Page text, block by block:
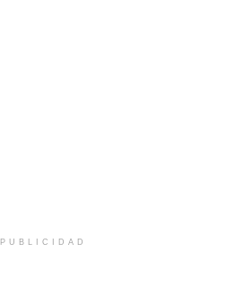
PUBLICIDAD